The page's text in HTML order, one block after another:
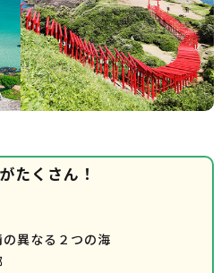
たくさん！
異なる２つの海